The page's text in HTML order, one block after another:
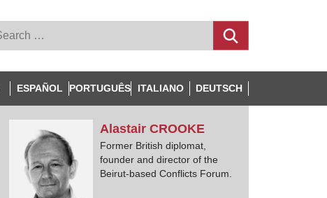
ESPAÑOL PORTUGUÊS ITALIANO DEUTSCH
Alastair CROOKE
Former British diplomat,
founder and director of the
Beirut-based Conflicts Forum.